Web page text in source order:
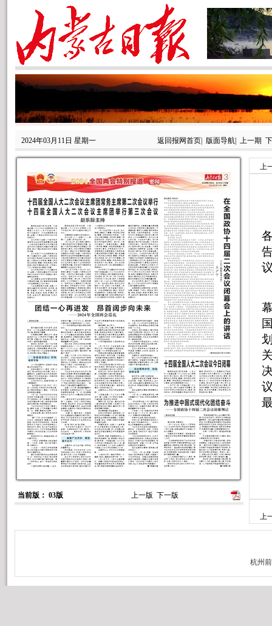
2024年03月11日 星期一 返回报网首页| 版面导航| 上一期
当前版： 03版 上一版 下一版
上
上